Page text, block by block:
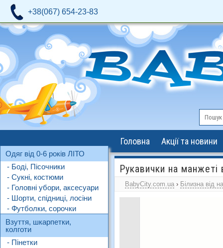
+38(067) 654-23-83
Головна Акції та новини
Одяг від 0-6 років ЛІТО
- Боді, Пісочники
- Сукні, костюми
- Головні убори, аксесуари
- Шорти, спідниці, лосіни
- Футболки, сорочки
Взуття, шкарпетки,
колготи
- Пінетки
Рукавички на
BabyCity.com.ua › Білизна від